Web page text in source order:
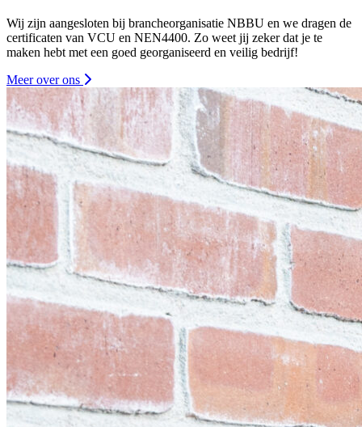
Wij zijn aangesloten bij brancheorganisatie NBBU en we dragen de
certificaten van VCU en NEN4400. Zo weet jij zeker dat je te
maken hebt met een goed georganiseerd en veilig bedrijf!
Meer over ons